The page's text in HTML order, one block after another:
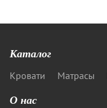
Каталог
Кровати Матрасы
О нас